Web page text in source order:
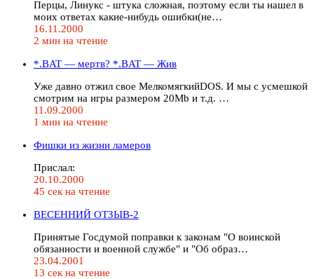
Перцы, Линукс - штука сложная, поэтому если ты нашел в
моих ответах какие-нибудь ошибки(не…
16.11.2000
2 мин на чтение
*.BAT — мертв? *.BAT — Жив
Уже давно отжил свое МелкомягкийDOS. И мы с усмешкой
смотрим на игры размером 20Mb и т.д. …
11.09.2000
1 мин на чтение
Фишки из жизни ламеров
Прислал:
20.10.2000
45 сек на чтение
ВЕСЕННИЙ ОТЗЫВ-2
Принятые Госдумой поправки к законам "О воинской
обязанности и военной службе" и "Об образ…
23.04.2001
13 сек на чтение